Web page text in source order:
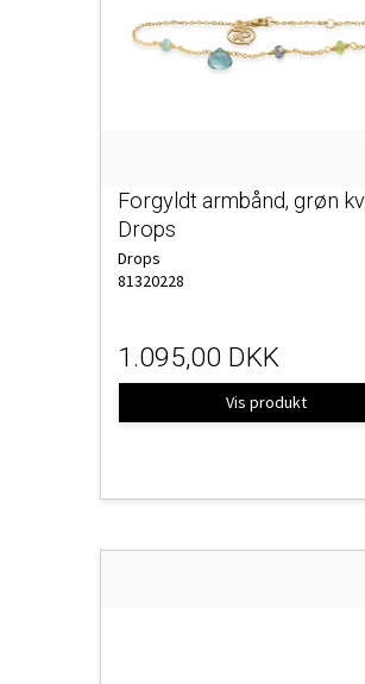
Forgyldt armbånd, grøn
Drops
Drops
81320228
1.095,00 DKK
Vis produkt